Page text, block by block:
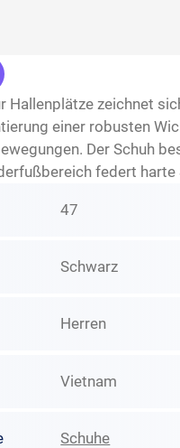
Hallenplätze zeichnet
einer robusten
Der Schuh
federt
47
Schwarz
Herren
Vietnam
Schuhe